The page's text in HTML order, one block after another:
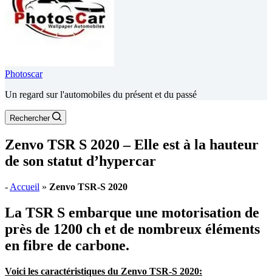
Photoscar
Un regard sur l'automobiles du présent et du passé
Rechercher
Zenvo TSR S 2020 – Elle est à la hauteur
de son statut d’hypercar
- Accueil » Zenvo TSR-S 2020
La TSR S embarque une motorisation de
près de 1200 ch et de nombreux éléments
en fibre de carbone.
Voici les caractéristiques du Zenvo TSR-S 2020: